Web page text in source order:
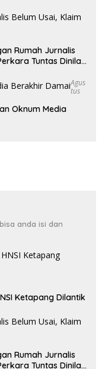
Rumah Jurnalis
Tuntas Dinilai
Agus
Tus
Oknum Media
anda isi dan
Ketapang Dilantik
Rumah Jurnalis
Tuntas Dinilai